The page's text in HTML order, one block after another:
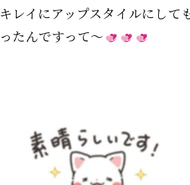
キレイにアップスタイルにして
ったんですって〜